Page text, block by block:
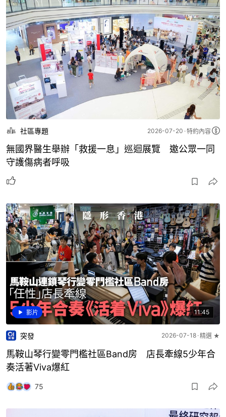
社區專題 2026-07-20 特約內容
無國界醫生舉辦「救援一息」巡迴展覽 邀公眾一同
守護傷病者呼吸
影片 11:45
突發 2026-07-18 精選 ★
馬鞍山琴行變零門檻社區Band房 店長牽線5少年合
奏活著Viva爆紅
75